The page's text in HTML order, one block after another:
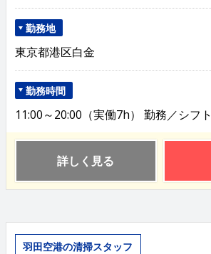
勤務地
東京都港区白金
勤務時間
11:00～20:00（実働7h） 勤務／シフ
詳しく見る
羽田空港の清掃スタッフ